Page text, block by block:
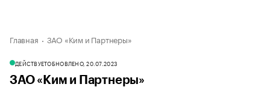
Главная ЗАО «Ким и Партнеры»
ДЕЙСТВУЕТОБНОВЛЕНО, 20.07.2023
ЗАО «Ким и Партнеры»